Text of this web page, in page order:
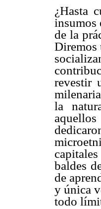
¿Hasta
insumos
de la
Diremos
revestir
la
baldes
de
y única
todo